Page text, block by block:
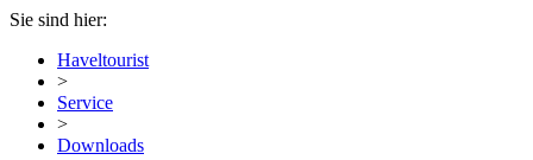
Sie sind hier:
Haveltourist
>
Service
>
Downloads